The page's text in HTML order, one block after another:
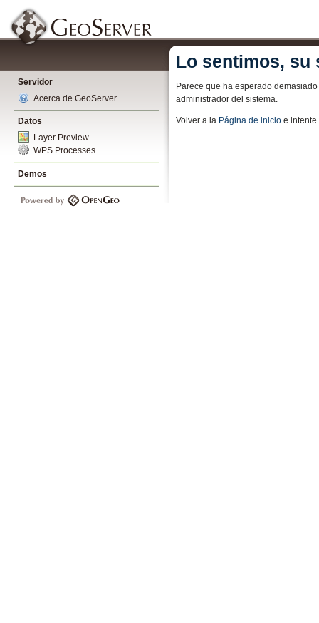
Servidor
Acerca de GeoServer
Datos
Layer Preview
WPS Processes
Demos
Lo sentimos, su
Parece que ha esperado
administrador del sistema.
Volver a la Página de inicio e intente